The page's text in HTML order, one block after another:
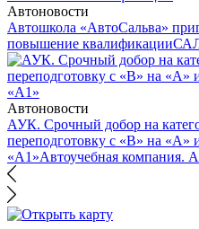
Автоновости
Автошкола «АвтоСальва»
повышение квалификации
Автоновости
АУК. Срочный добор на
переподготовку с «В» на «А»
«А1»Автоучебная компания.